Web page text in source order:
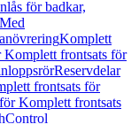
för badkar,
Med
Komplett
Komplett frontsats för
Reservdelar
frontsats för
Komplett frontsats